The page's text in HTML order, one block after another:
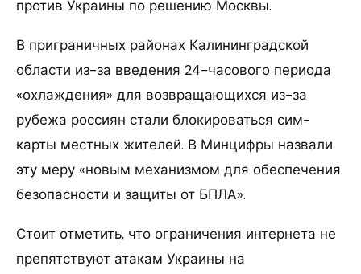
против Украины по решению Москвы.
В приграничных районах Калининградской
области из-за введения 24-часового периода
«охлаждения» для возвращающихся из-за
рубежа россиян стали блокироваться сим-
карты местных жителей. В Минцифры назвали
эту меру «новым механизмом для обеспечения
безопасности и защиты от БПЛА».
Стоит отметить, что ограничения интернета не
препятствуют атакам Украины на